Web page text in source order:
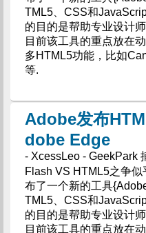
TML5、CSS和
的目的是帮助专业设计
目前该工具的重点放在
多HTML5功能，比如
等.
Adobe发布
dobe Edge
- XcessLeo - GeekPark
Flash VS HTML5之争
布了一个新的工具
TML5、CSS和
的目的是帮助专业设计
目前该工具的重点放在